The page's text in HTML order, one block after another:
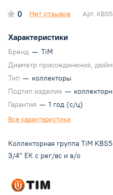
0 Нет отзывов Арт.
Характеристики
Бренд — TiM
Диаметр присоединения, дюйм
Тип — коллекторы
Подтип изделия —
Гарантия — 1 год (с/ц)
Все характеристики
Коллекторная группа TiM
3/4" ЕК с рег/вс и в/о